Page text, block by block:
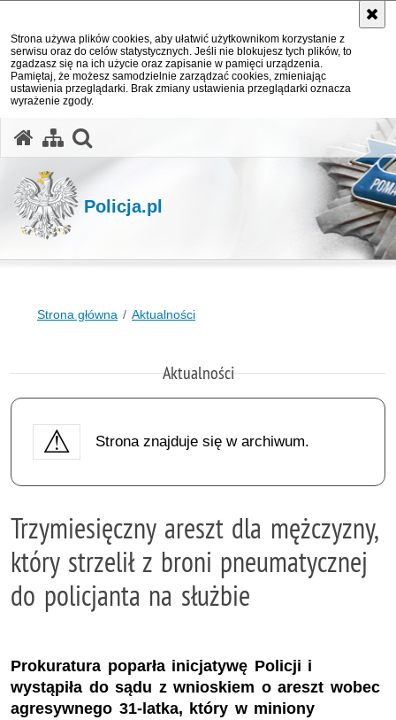
Strona używa plików cookies, aby ułatwić użytkownikom korzystanie z
serwisu oraz do celów statystycznych. Jeśli nie blokujesz tych plików, to
zgadzasz się na ich użycie oraz zapisanie w pamięci urządzenia.
Pamiętaj, że możesz samodzielnie zarządzać cookies, zmieniając
ustawienia przeglądarki. Brak zmiany ustawienia przeglądarki oznacza
wyrażenie zgody.
Policja.pl
Strona główna Aktualności
Aktualności
Strona znajduje się w archiwum.
Trzymiesięczny areszt dla mężczyzny,
który strzelił z broni pneumatycznej
do policjanta na służbie
Prokuratura poparła inicjatywę Policji i
wystąpiła do sądu z wnioskiem o areszt wobec
agresywnego 31-latka, który w miniony